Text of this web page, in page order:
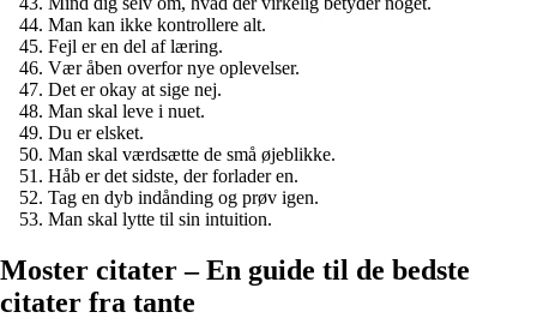
Man kan ikke kontrollere alt.
Fejl er en del af læring.
Vær åben overfor nye oplevelser.
Det er okay at sige nej.
Man skal leve i nuet.
Du er elsket.
Man skal værdsætte de små øjeblikke.
Håb er det sidste, der forlader en.
Tag en dyb indånding og prøv igen.
Man skal lytte til sin intuition.
Moster citater – En guide til de bedste
citater fra tante